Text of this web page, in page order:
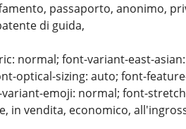
passaporto, anonimo,
di guida,
normal; font-variant-east-
optical-sizing: auto; font-
emoji: normal; font-
in vendita, economico,